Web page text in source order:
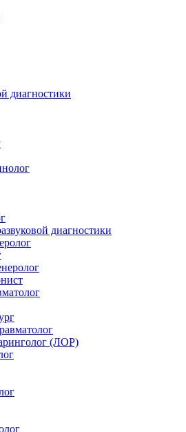
диагностики
диагностики
(ЛОР)